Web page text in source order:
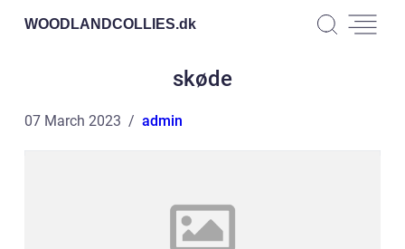
WOODLANDCOLLIES.dk
skøde
07 March 2023 admin